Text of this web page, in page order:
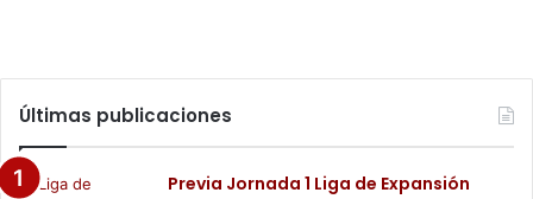
Últimas publicaciones
Previa Jornada 1 Liga de Expansión